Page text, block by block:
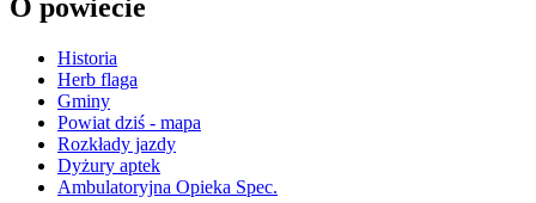
O powiecie
Historia
Herb flaga
Gminy
Powiat dziś - mapa
Rozkłady jazdy
Dyżury aptek
Ambulatoryjna Opieka Spec.